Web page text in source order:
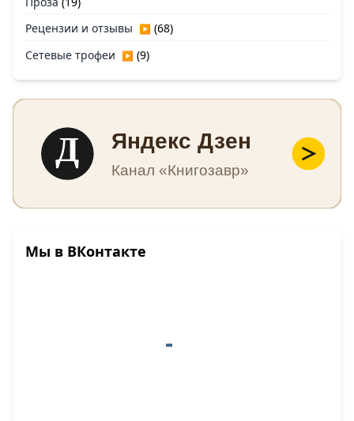
Рецензии и отзывы ▶ (68)
Сетевые трофеи ▶ (9)
Д Яндекс Дзен
Канал «Книгозавр»
Мы в ВКонтакте